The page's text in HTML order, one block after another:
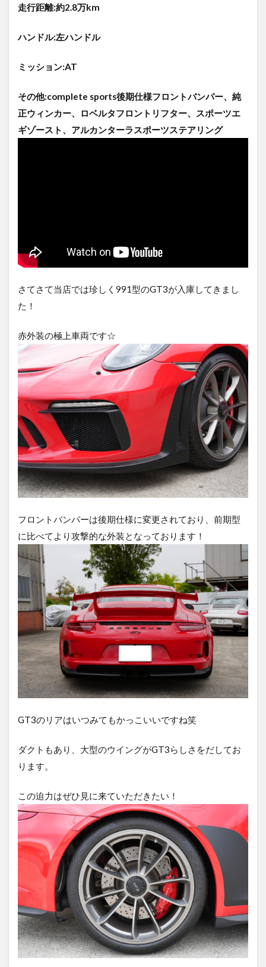
走行距離:約2.8万km
ハンドル:左ハンドル
ミッション:AT
その他:complete sports後期仕様フロントバンパー、純
正ウィンカー、ロベルタフロントリフター、スポーツエ
ギゾースト、アルカンターラスポーツステアリング
さてさて当店では珍しく991型のGT3が入庫してきまし
た！
赤外装の極上車両です☆
フロントバンパーは後期仕様に変更されており、前期型
に比べてより攻撃的な外装となっております！
GT3のリアはいつみてもかっこいいですね笑
ダクトもあり、大型のウイングがGT3らしさをだしてお
ります。
この迫力はぜひ見に来ていただきたい！